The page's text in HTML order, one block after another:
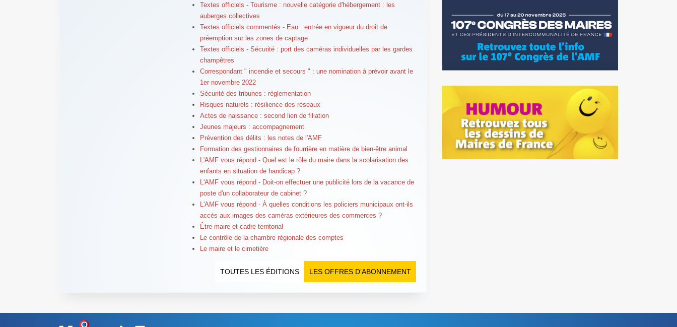
Textes officiels - Tourisme : nouvelle catégorie d'hébergement : les
auberges collectives
Textes officiels commentés - Eau : entrée en vigueur du droit de
préemption sur les zones de captage
Textes officiels - Sécurité : port des caméras individuelles par les gardes
champêtres
Correspondant " incendie et secours " : une nomination à prévoir avant le
1er novembre 2022
Sécurité des tribunes : règlementation
Risques naturels : résilience des réseaux
Actes de naissance : second lien de filiation
Jeunes majeurs : accompagnement
Prévention des délits : les notes de l'AMF
Formation des gestionnaires de fourrière en matière de bien-être animal
L'AMF vous répond - Quel est le rôle du maire dans la scolarisation des
enfants en situation de handicap ?
L'AMF vous répond - Doit-on effectuer une publicité lors de la vacance de
poste d'un collaborateur de cabinet ?
L'AMF vous répond - À quelles conditions les policiers municipaux ont-ils
accès aux images des caméras extérieures des commerces ?
Être maire et cadre territorial
Le contrôle de la chambre régionale des comptes
Le maire et le cimetière
LES OFFRES D’ABONNEMENT
TOUTES LES ÉDITIONS